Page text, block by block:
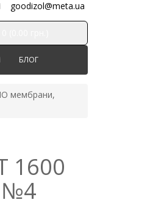
goodizol@meta.ua
БЛОГ
мембрани,
1600
№4